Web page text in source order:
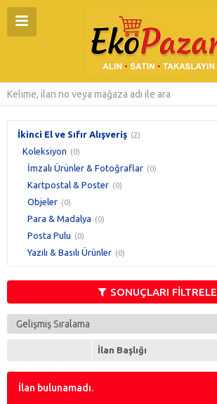
İkinci El ve Sıfır Alışveriş (2)
Koleksiyon (0)
İmzalı Ürünler & Fotoğraflar (0)
Kartpostal & Poster (0)
Objeler (0)
Para & Madalya (0)
Posta Pulu (0)
Yazılı & Basılı Ürünler (0)
SONUÇLARI FİLTRELE
İlan Başlığı
İlan bulunamadı.